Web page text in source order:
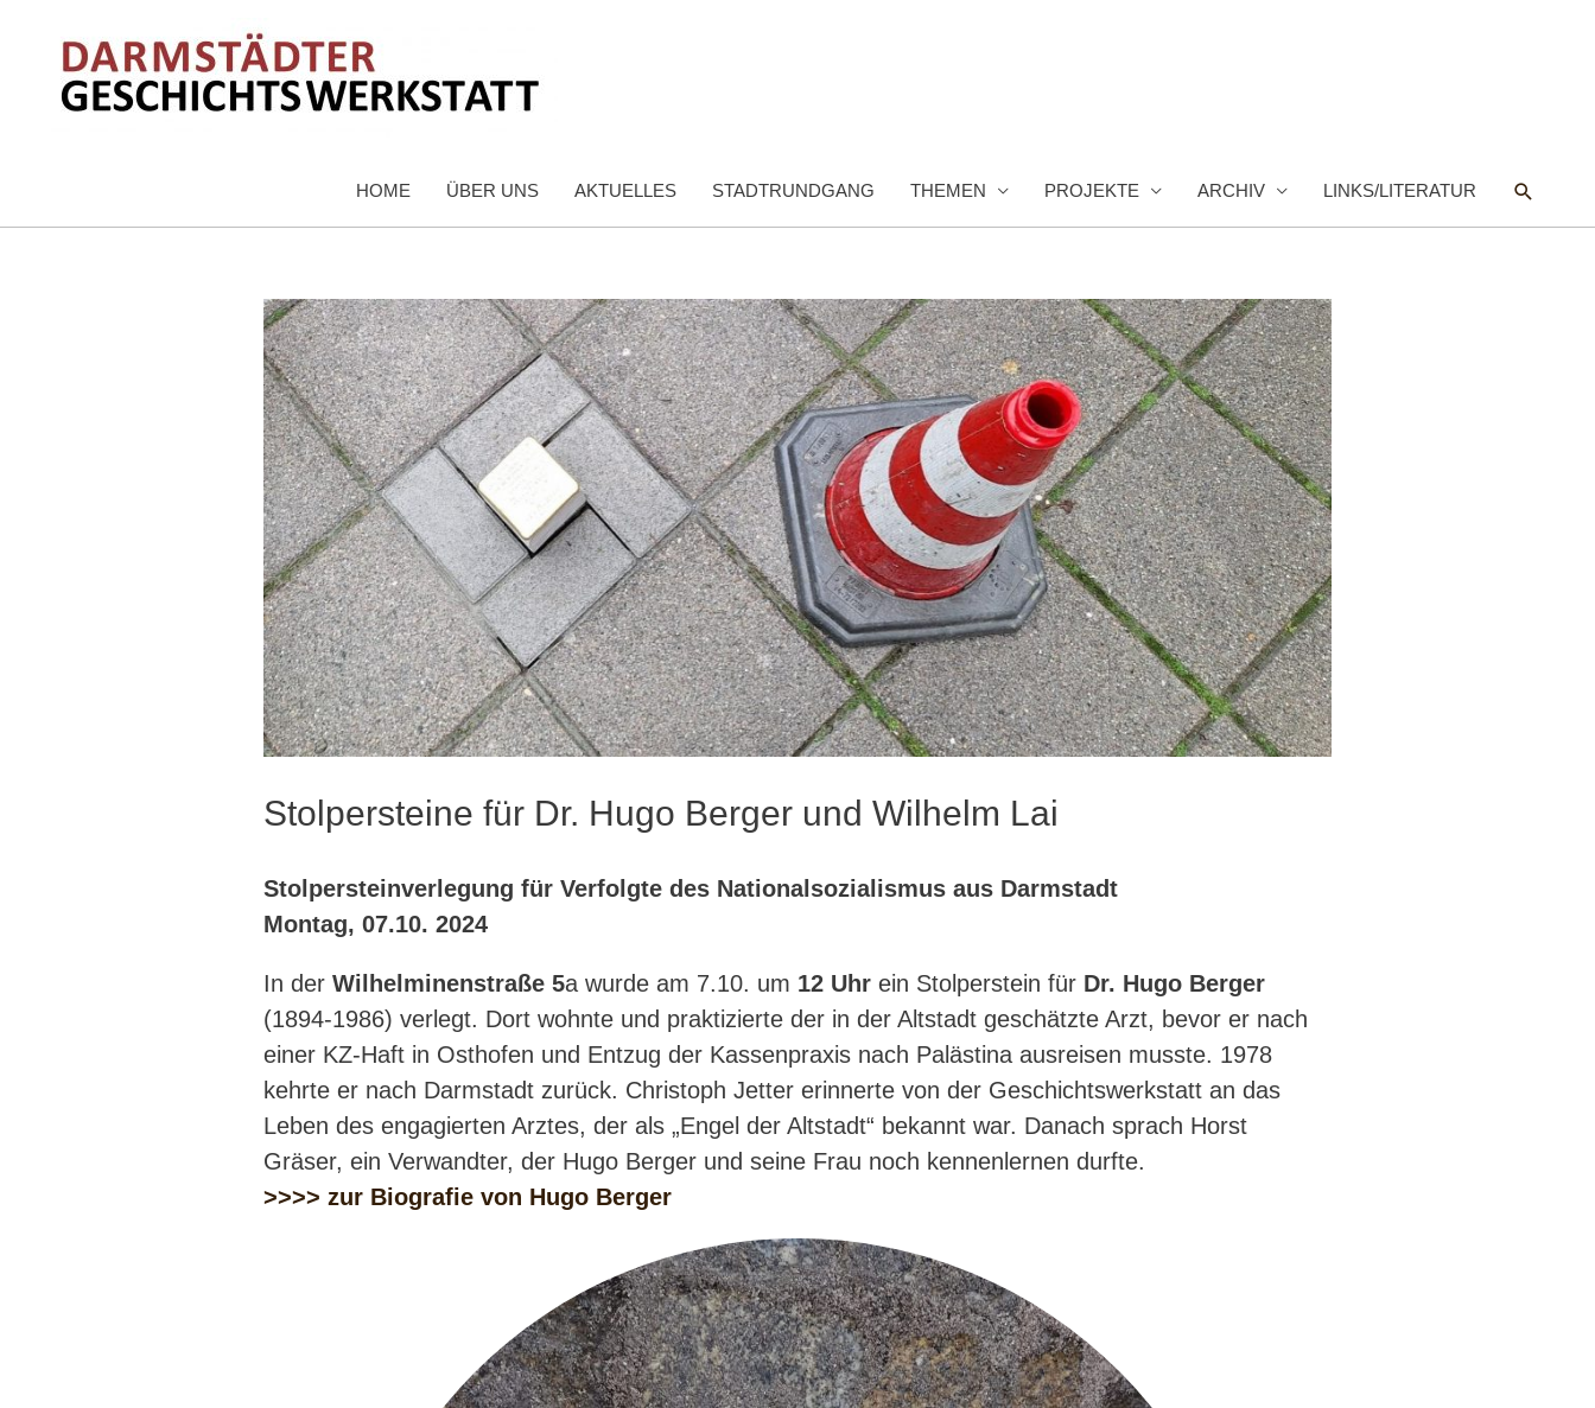
HOME ÜBER UNS AKTUELLES STADTRUNDGANG THEMEN PROJEKTE ARCHIV LINKS/LITERATUR Suche
Stolpersteine für Dr. Hugo Berger und Wilhelm Lai
Stolpersteinverlegung für Verfolgte des Nationalsozialismus aus Darmstadt
Montag, 07.10. 2024
In der Wilhelminenstraße 5a wurde am 7.10. um 12 Uhr ein Stolperstein für Dr. Hugo Berger
(1894-1986) verlegt. Dort wohnte und praktizierte der in der Altstadt geschätzte Arzt, bevor er nach
einer KZ-Haft in Osthofen und Entzug der Kassenpraxis nach Palästina ausreisen musste. 1978
kehrte er nach Darmstadt zurück. Christoph Jetter erinnerte von der Geschichtswerkstatt an das
Leben des engagierten Arztes, der als „Engel der Altstadt“ bekannt war. Danach sprach Horst
Gräser, ein Verwandter, der Hugo Berger und seine Frau noch kennenlernen durfte.
>>>> zur Biografie von Hugo Berger